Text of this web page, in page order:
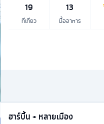
19
ที่เที่ยว
13
มื้ออาหาร
ฮาร์บิ้น + หลายเมือง